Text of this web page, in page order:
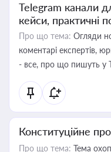
Telegram канали
кейси, практичні
Про що тема: Огляди
коментарі експертів,
- все, про що пишуть у
Конституційне
Про що тема: Тема